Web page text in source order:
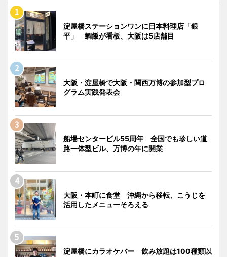
淀屋橋ステーションワンに日本料理店「銀
平」 鯛飯が看板、大阪は5店舗目
大阪・淀屋橋で大阪・関西万博の参加型プロ
グラム実践発表会
船場センタービル55周年 全国でも珍しい道
路一体型ビル、万博の年に開業
大阪・本町に食堂 沖縄から移転、こうじを
活用したメニューそろえる
淀屋橋にカラオケバー 飲み放題は100種類以